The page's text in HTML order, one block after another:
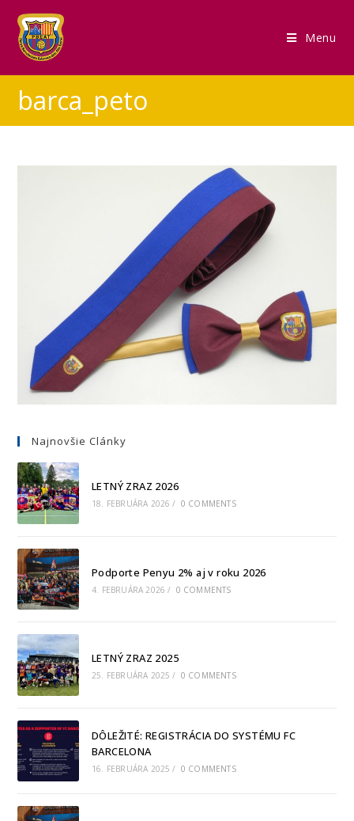
Menu
barca_peto
Najnovšie Clánky
LETNÝ ZRAZ 2026
18. FEBRUÁRA 2026 / 0 COMMENTS
Podporte Penyu 2% aj v roku 2026
4. FEBRUÁRA 2026 / 0 COMMENTS
LETNÝ ZRAZ 2025
25. FEBRUÁRA 2025 / 0 COMMENTS
DÔLEŽITÉ: REGISTRÁCIA DO SYSTÉMU FC
BARCELONA
16. FEBRUÁRA 2025 / 0 COMMENTS